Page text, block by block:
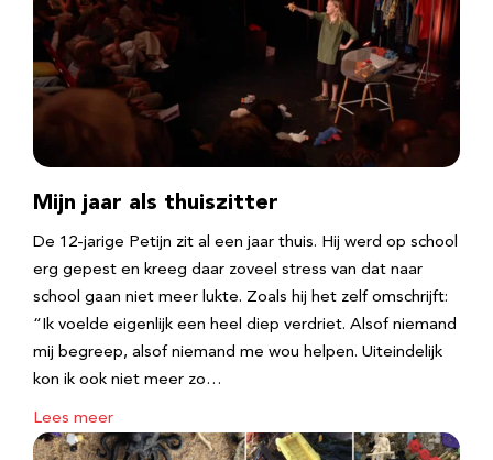
Mijn jaar als thuiszitter
De 12-jarige Petijn zit al een jaar thuis. Hij werd op school
erg gepest en kreeg daar zoveel stress van dat naar
school gaan niet meer lukte. Zoals hij het zelf omschrijft:
“Ik voelde eigenlijk een heel diep verdriet. Alsof niemand
mij begreep, alsof niemand me wou helpen. Uiteindelijk
kon ik ook niet meer zo…
Lees meer